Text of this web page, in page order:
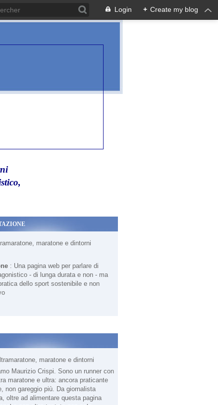
Login + Create my blog
maratone e dintorni
: Una pagina web per parlare di
- di lunga durata e non - ma
dello sport sostenibile e non
maratone e dintorni